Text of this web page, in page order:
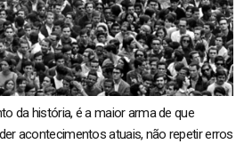
da história, é a maior arma de que
acontecimentos atuais, não repetir erros